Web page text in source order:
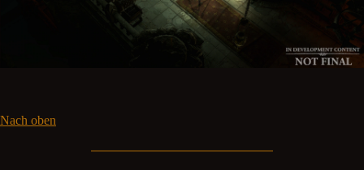
Nach oben